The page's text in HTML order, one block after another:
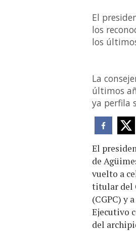
El
los
los
La
últimos
ya perfila
El
de
vuelto a
titular del
(CGPC) y
Ejecutivo
del